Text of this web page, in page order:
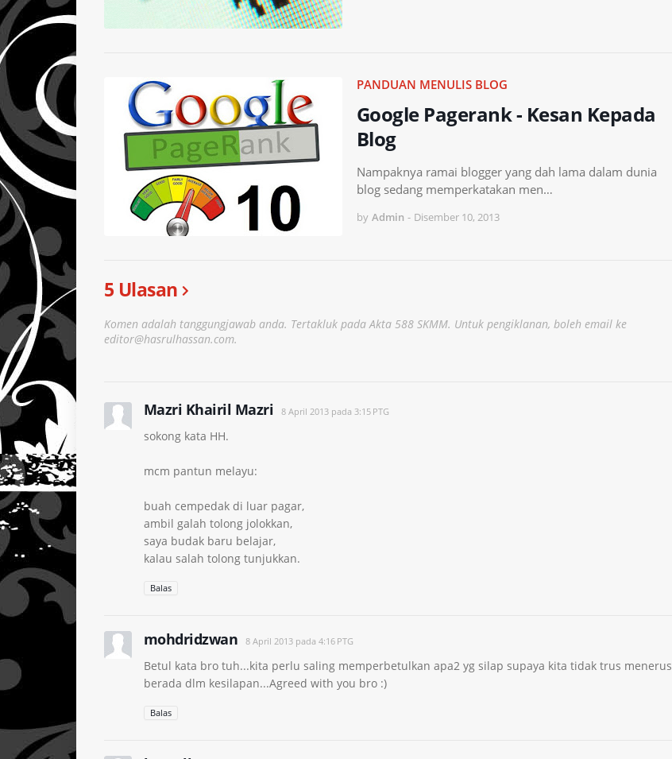
PANDUAN MENULIS BLOG
Google Pagerank - Kesan Kepada
Blog
Nampaknya ramai blogger yang dah lama dalam dunia
blog sedang memperkatakan men…
by Admin - Disember 10, 2013
5 Ulasan
Komen adalah tanggungjawab anda. Tertakluk pada Akta 588 SKMM. Untuk pengiklanan, boleh email ke
editor@hasrulhassan.com.
Mazri Khairil Mazri 8 April 2013 pada 3:15 PTG
sokong kata HH.
mcm pantun melayu:
buah cempedak di luar pagar,
ambil galah tolong jolokkan,
saya budak baru belajar,
kalau salah tolong tunjukkan.
Balas
mohdridzwan 8 April 2013 pada 4:16 PTG
Betul kata bro tuh...kita perlu saling memperbetulkan apa2 yg silap supaya kita tidak trus menerus
berada dlm kesilapan...Agreed with you bro :)
Balas